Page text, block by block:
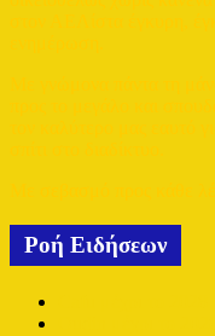
Ροή Ειδήσεων